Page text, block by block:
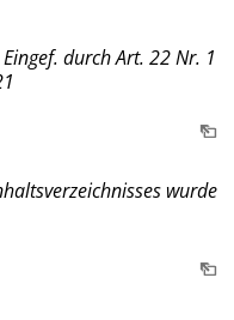
durch Art. 22 Nr. 1
wurde